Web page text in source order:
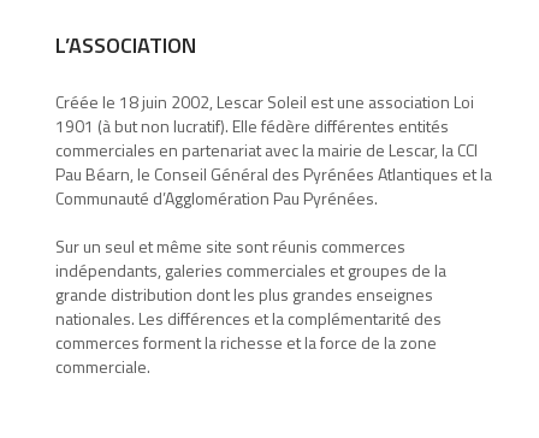
L’ASSOCIATION
Créée le 18 juin 2002, Lescar Soleil est une association Loi
1901 (à but non lucratif). Elle fédère différentes entités
commerciales en partenariat avec la mairie de Lescar, la CCI
Pau Béarn, le Conseil Général des Pyrénées Atlantiques et la
Communauté d’Agglomération Pau Pyrénées.
Sur un seul et même site sont réunis commerces
indépendants, galeries commerciales et groupes de la
grande distribution dont les plus grandes enseignes
nationales. Les différences et la complémentarité des
commerces forment la richesse et la force de la zone
commerciale.